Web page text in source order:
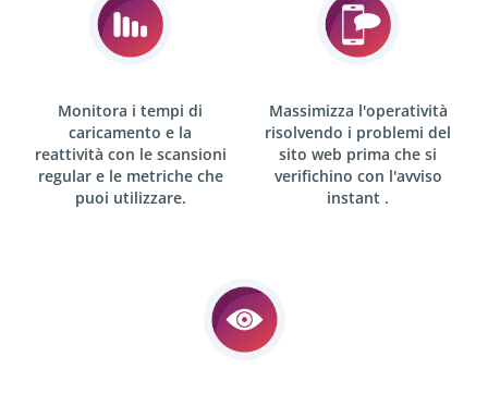
Monitora i tempi di
caricamento e la
reattività con le scansioni
regulare le metriche che
puoi utilizzare.
Massimizza l'operatività
risolvendo i problemi del
sito web prima che si
verifichino con l'avviso
instant .